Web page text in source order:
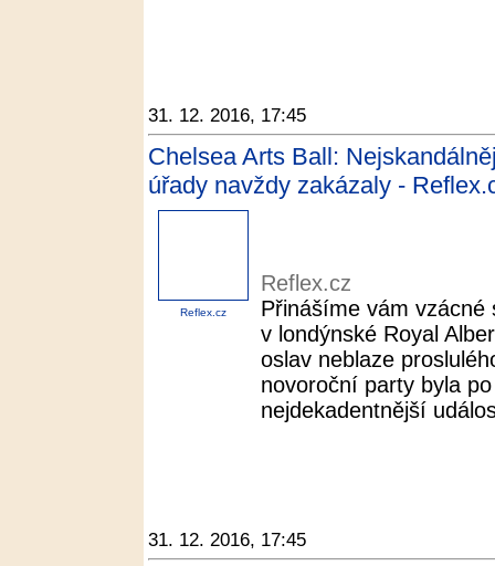
31. 12. 2016, 17:45
Chelsea Arts Ball:
úřady navždy zakázaly -
Reflex.cz
Reflex.cz
Přinášíme vám
v londýnské Royal
oslav neblaze
novoroční party byla
nejdekadentnější
31. 12. 2016, 17:45